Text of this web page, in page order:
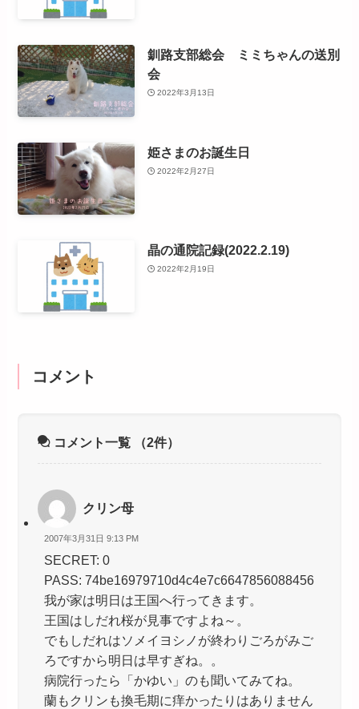
釧路支部総会 ミミちゃんの送別
会
2022年3月13日
姫さまのお誕生日
2022年2月27日
晶の通院記録(2022.2.19)
2022年2月19日
コメント
コメント一覧 （2件）
クリン母
2007年3月31日 9:13 PM
SECRET: 0
PASS: 74be16979710d4c4e7c6647856088456
我が家は明日は王国へ行ってきます。
王国はしだれ桜が見事ですよね～。
でもしだれはソメイヨシノが終わりごろがみご
ろですから明日は早すぎね。。
病院行ったら「かゆい」のも聞いてみてね。
蘭もクリンも換毛期に痒かったりはありません